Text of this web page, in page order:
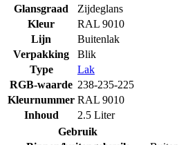
Glansgraad
Zijdeglans
Kleur
RAL 9010
Lijn
Buitenlak
Verpakking
Blik
Type
Lak
RGB-waarde 238-235-225
Kleurnummer RAL 9010
Inhoud
2.5 Liter
Gebruik